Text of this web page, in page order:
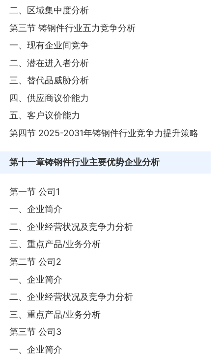
二、区域集中度分析
第三节 铸钢件行业五力竞争分析
一、现有企业间竞争
二、潜在进入者分析
三、替代品威胁分析
四、供应商议价能力
五、客户议价能力
第四节 2025-2031年铸钢件行业竞争力提升策略
第十一章铸钢件行业主要优势企业分析
第一节 公司1
一、企业简介
二、企业经营状况及竞争力分析
三、重点产品/业务分析
第二节 公司2
一、企业简介
二、企业经营状况及竞争力分析
三、重点产品/业务分析
第三节 公司3
一、企业简介